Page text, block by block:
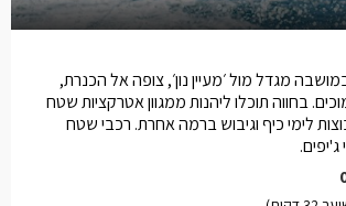
מגדל מול ׳מעיין נון׳, צופה אל הכנרת,
בחווה תוכלו ליהנות ממגוון אטרקציות שטח
לימי כיף וגיבוש ברמה אחרת. רכבי שטח